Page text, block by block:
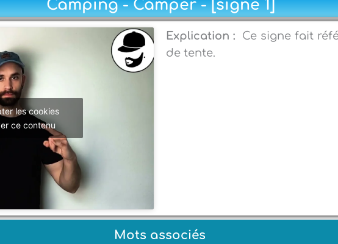
Camping - Camper - [signe 1]
les cookies
ce contenu
Explication : Ce signe fait
de tente.
Mots associés